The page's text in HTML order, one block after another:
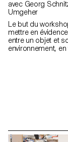
avec Georg Schnitzer, Peter
Umgeher
Le but du
mettre en
entre un objet et
environnement,